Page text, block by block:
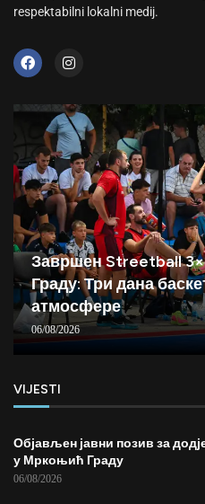
respektabilni lokalni medij.
Завршен Streetball
Граду: Три дана
атмосфере
06/08/2026
VIJESTI
Објављен јавни позив за
у Мркоњић Граду
06/08/2026